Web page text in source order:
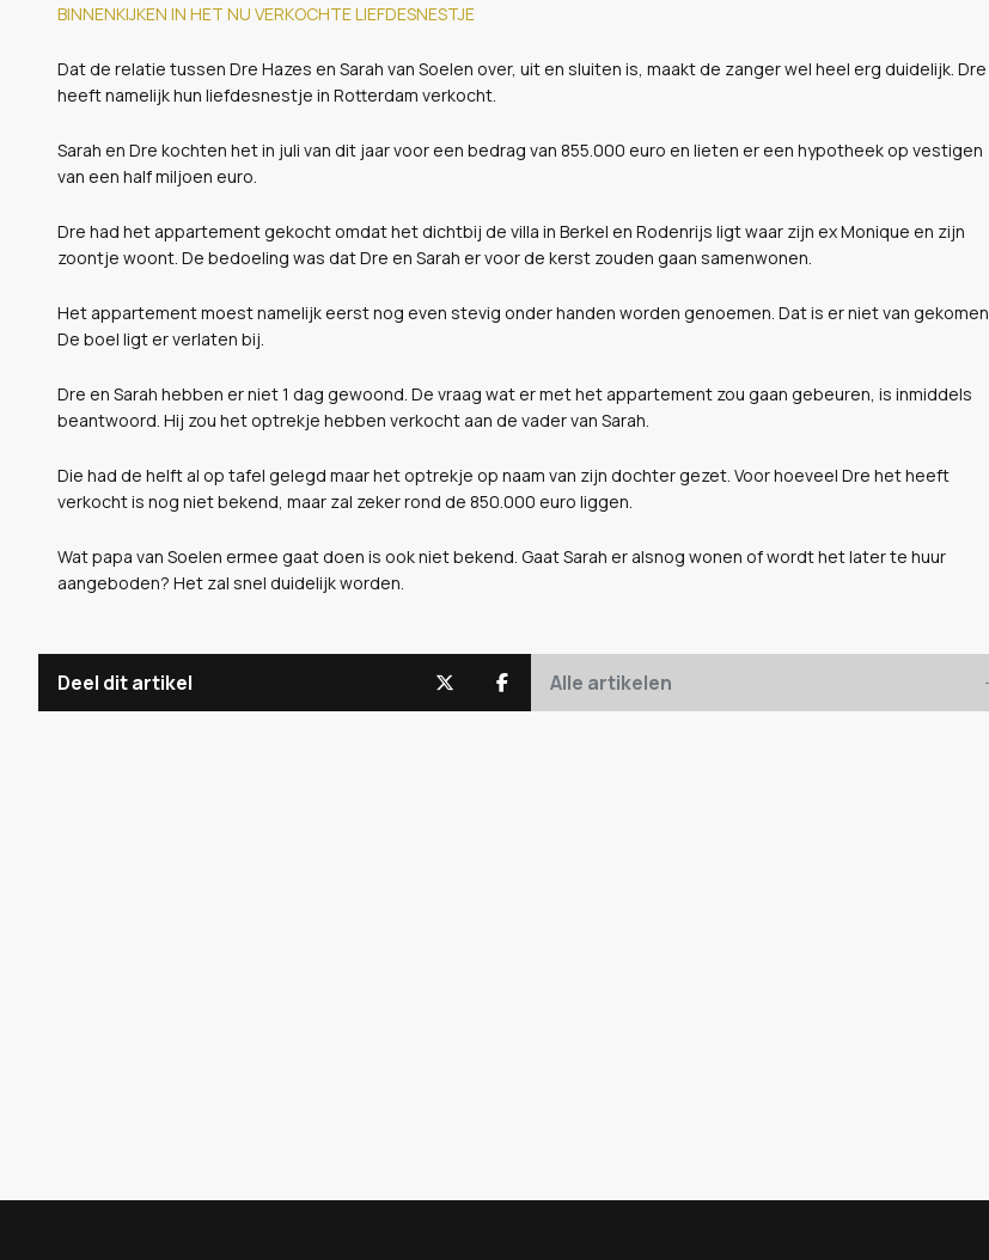
BINNENKIJKEN IN HET NU VERKOCHTE LIEFDESNESTJE
Dat de relatie tussen Dre Hazes en Sarah van Soelen over, uit en sluiten is, maakt de zanger wel heel erg duidelijk. Dre
heeft namelijk hun liefdesnestje in Rotterdam verkocht.
Sarah en Dre kochten het in juli van dit jaar voor een bedrag van 855.000 euro en lieten er een hypotheek op vestigen
van een half miljoen euro.
Dre had het appartement gekocht omdat het dichtbij de villa in Berkel en Rodenrijs ligt waar zijn ex Monique en zijn
zoontje woont. De bedoeling was dat Dre en Sarah er voor de kerst zouden gaan samenwonen.
Het appartement moest namelijk eerst nog even stevig onder handen worden genoemen. Dat is er niet van gekomen.
De boel ligt er verlaten bij.
Dre en Sarah hebben er niet 1 dag gewoond. De vraag wat er met het appartement zou gaan gebeuren, is inmiddels
beantwoord. Hij zou het optrekje hebben verkocht aan de vader van Sarah.
Die had de helft al op tafel gelegd maar het optrekje op naam van zijn dochter gezet. Voor hoeveel Dre het heeft
verkocht is nog niet bekend, maar zal zeker rond de 850.000 euro liggen.
Wat papa van Soelen ermee gaat doen is ook niet bekend. Gaat Sarah er alsnog wonen of wordt het later te huur
aangeboden? Het zal snel duidelijk worden.
Deel dit artikel Alle artikelen